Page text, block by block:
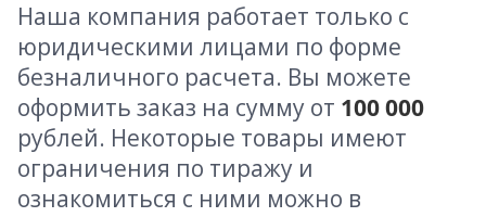
Наша компания работает только с
юридическими лицами по форме
безналичного расчета. Вы можете
оформить заказ на сумму от 100 000
рублей. Некоторые товары имеют
ограничения по тиражу и
ознакомиться с ними можно в